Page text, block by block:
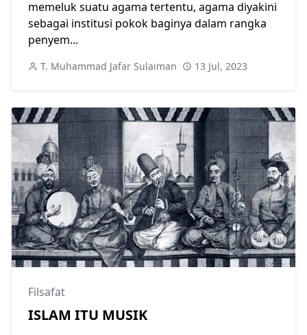
memeluk suatu agama tertentu, agama diyakini
sebagai institusi pokok baginya dalam rangka
penyem...
T. Muhammad Jafar Sulaiman 13 Jul, 2023
Filsafat
ISLAM ITU MUSIK